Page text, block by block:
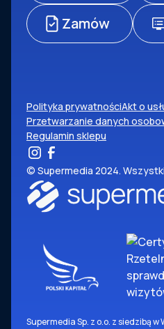
Zamów
Polityka prywatnościAkt o
Przetwarzanie danych
Regulamin sklepu
© Supermedia 2024.
Supermedia Sp. z o.o. z siedzibą w